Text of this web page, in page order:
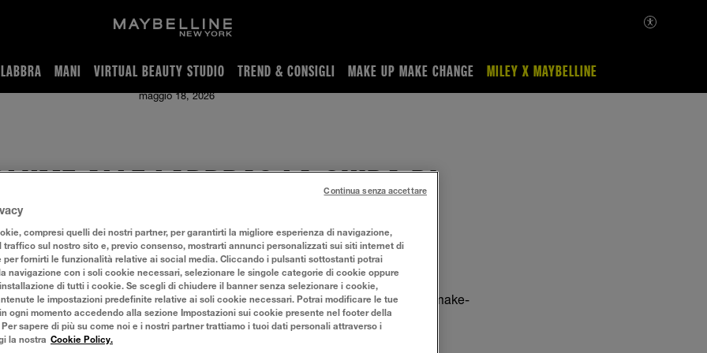
LABBRA MANI VIRTUAL BEAUTY STUDIO TREND & CONSIGLI MAKE UP MAKE CHANGE MILEY X MAYBELLINE
MAKE-UP PER LABBRA MAXI!
maggio 18, 2026
ALLE LABBRA? LA GUIDA DI
LABBRA MAXI!
baci!Ingrandire le labbra con il truccoè uno degli effetti più ricercati con il make-
il perché!
compresi quelli dei nostri partner, per garantirti la migliore esperienza di navigazione,
traffico sul nostro sito e, previo consenso, mostrarti annunci personalizzati sui siti internet di
per fornirti le funzionalità relative ai social media. Cliccando i pulsanti sottostanti potrai
navigazione con i soli cookie necessari, selezionare le singole categorie di cookie oppure
di tutti i cookie. Se scegli di chiudere il banner senza selezionare i cookie,
le impostazioni predefinite relative ai soli cookie necessari. Potrai modificare le tue
ogni momento accedendo alla sezione Impostazioni sui cookie presente nel footer della
Per sapere di più su come noi e i nostri partner trattiamo i tuoi dati personali attraverso i
la nostra Cookie Policy.
Continua senza accettare